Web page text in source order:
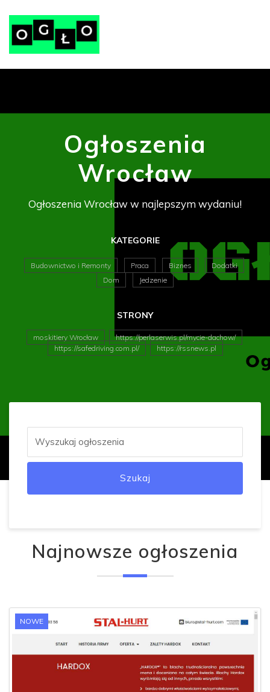
Ogłoszenia
Wrocław
Ogłoszenia Wrocław w najlepszym wydaniu!
KATEGORIE
Budownictwo i Remonty Praca Biznes
Dodatki
Dom
Jedzenie
STRONY
moskitiery Wrocław
https://perlaserwis.pl/mycie-dachow/
https://safedriving.com.pl/
https://rssnews.pl
Szukaj
Najnowsze ogłoszenia
NOWE